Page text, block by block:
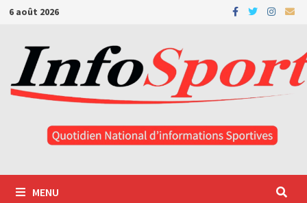
Passer
contenu
6 août 2026
MENU